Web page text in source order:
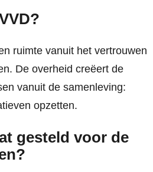
ruimte vanuit het vertrouwen
De overheid creëert de
vanuit de samenleving:
opzetten.
gesteld voor de